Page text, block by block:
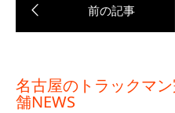
名古屋のトラックマ
舗NEWS